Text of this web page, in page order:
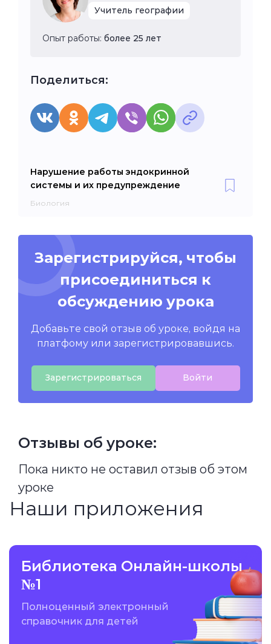
Учитель географии
Опыт работы: более 25 лет
Поделиться:
Нарушение работы эндокринной
системы и их предупреждение
Биология
Зарегистрируйся, чтобы
присоединиться к
обсуждению урока
Добавьте свой отзыв об уроке, войдя на
платфому или зарегистрировавшись.
Зарегистрироваться Войти
Отзывы об уроке:
Пока никто не оставил отзыв об этом
уроке
Наши приложения
Библиотека Онлайн-школы
№1
Полноценный электронный
справочник для детей